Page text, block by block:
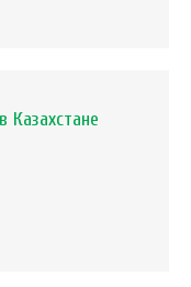
Казахстане